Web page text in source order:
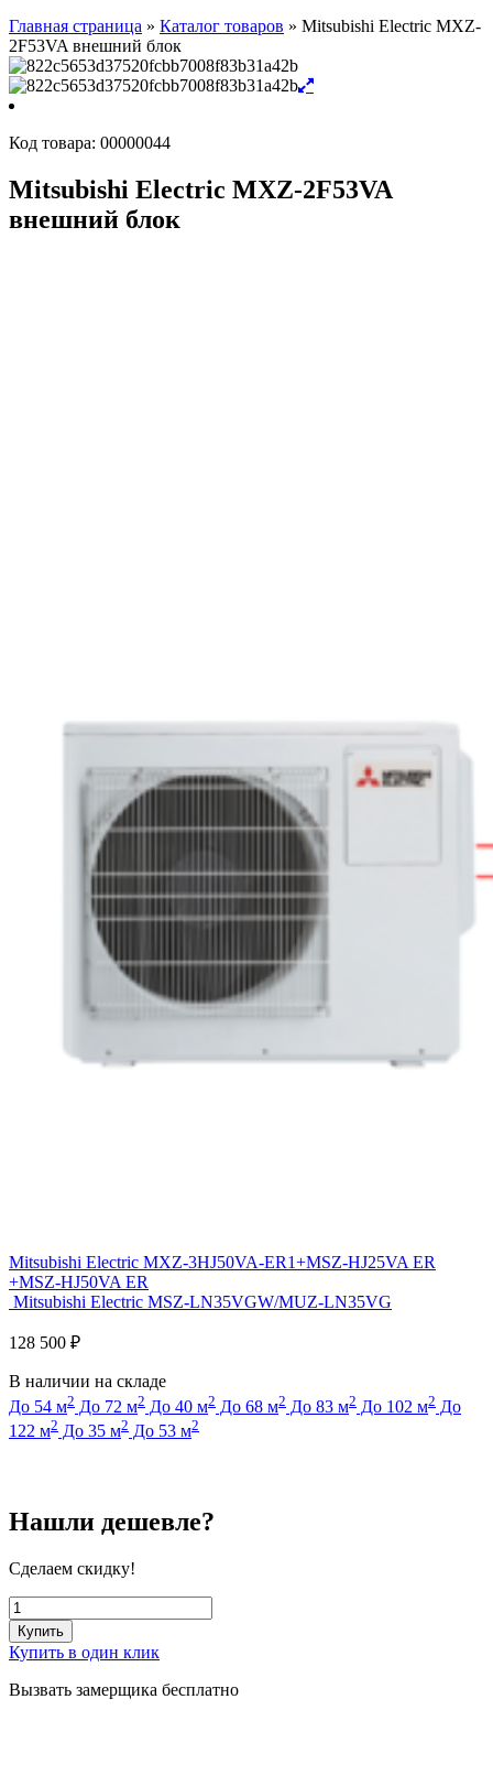
Главная страница » Каталог товаров » Mitsubishi Electric MXZ-
2F53VA внешний блок
Код товара: 00000044
Mitsubishi Electric MXZ-2F53VA
внешний блок
Mitsubishi Electric MXZ-3HJ50VA-ER1+MSZ-HJ25VA ER
+MSZ-HJ50VA ER
Mitsubishi Electric MSZ-LN35VGW/MUZ-LN35VG
128 500 ₽
В наличии на складе
До 54 м2 До 72 м2 До 40 м2 До 68 м2 До 83 м2 До 102 м2 До
122 м2 До 35 м2 До 53 м2
Нашли дешевле?
Сделаем скидку!
Купить
Купить в один клик
Вызвать замерщика бесплатно